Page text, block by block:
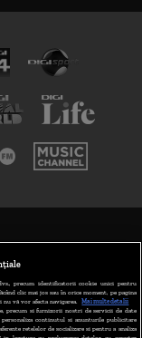
precum identificatorii cookie unici pentru
clic mai jos sau în orice moment, pe pagina
vă vor afecta navigarea.
Mai multe detalii
precum si furnizorii nostri de servicii de date
continutul si anunturile publicitare
retelelor de socializare si pentru a analiza